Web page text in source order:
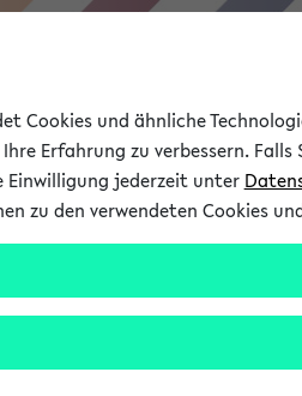
Forschung
im
Suchkriterien:
Cookies und ähnliche
Erfahrung zu verbessern.
Einwilligung jederzeit unter
zu den verwendeten Cookies